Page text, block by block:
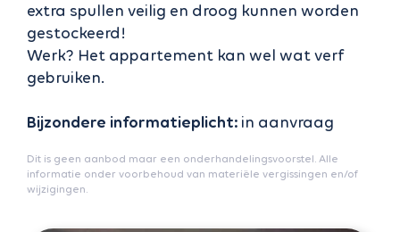
extra spullen veilig en droog kunnen worden
gestockeerd!
Werk? Het appartement kan wel wat verf
gebruiken.
Bijzondere informatieplicht: in aanvraag
Dit is geen aanbod maar een onderhandelingsvoorstel. Alle
informatie onder voorbehoud van materiële vergissingen en/of
wijzigingen.